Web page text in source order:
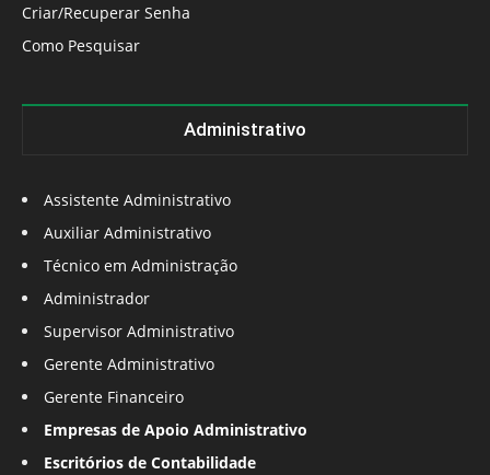
Criar/Recuperar Senha
Como Pesquisar
Administrativo
Assistente Administrativo
Auxiliar Administrativo
Técnico em Administração
Administrador
Supervisor Administrativo
Gerente Administrativo
Gerente Financeiro
Empresas de Apoio Administrativo
Escritórios de Contabilidade